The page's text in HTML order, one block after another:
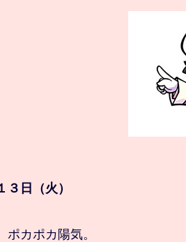
３日（火）
カポカ陽気。